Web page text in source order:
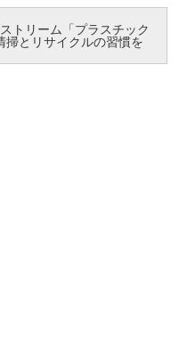
トリーム「プラスチック
とリサイクルの習慣を